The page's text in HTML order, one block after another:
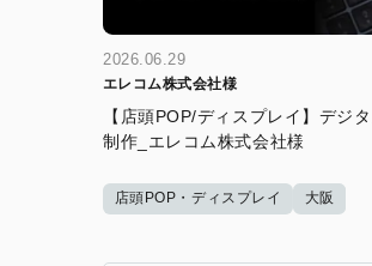
2026.06.29
エレコム株式会社様
【店頭POP/ディスプレイ】デジ
制作_エレコム株式会社様
店頭POP・ディスプレイ 大阪